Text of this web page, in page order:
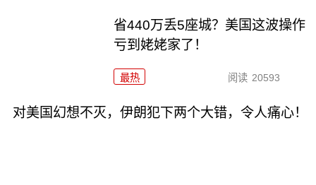
省440万丢5座城？美国这波操作
亏到姥姥家了！
最热 阅读 20593
对美国幻想不灭，伊朗犯下两个大错，令人痛心！